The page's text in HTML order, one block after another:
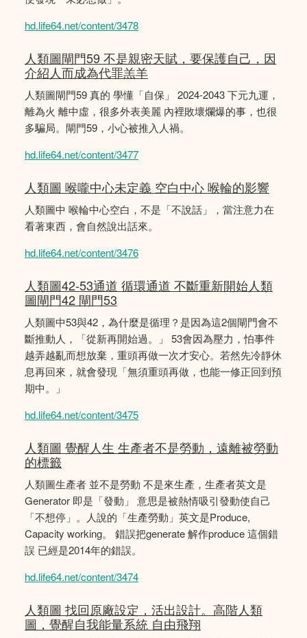
hd.life64.net/content/3478
人類圖閘門59 不是親密天賦，要保護自己，因
介紹人而成為代罪羔羊
人類圖閘門59 真的 學懂「自保」 2024-2043 下元九運，
離為火 離中虛，很多外表美麗 內裡敗壞爛爆的事，也很
多騙局。閘門59，小心被推入人禍。
hd.life64.net/content/3477
人類圖 喉嚨中心未定義 空白中心 喉輪的影響
人類圖中 喉輪中心空白，不是「不說話」，當注意力在
看著東西，會自然說出話來。
hd.life64.net/content/3476
人類圖42-53通道 循環通道 不斷重新開始人類
圖閘門42 閘門53
人類圖中53與42，為什麼是循理？是因為這2個閘門會不
斷推動人，「從新再開始過。」 53會因為壓力，怕事件
越弄越亂而想放棄，重頭再做一次才安心。若然先冷靜休
息再回來，就會發現「無須重頭再做，也能一修正回到預
期中。」
hd.life64.net/content/3475
人類圖 覺醒人生 生產者不是勞動，遠離被勞動
的標籤
人類圖生產者 並不是勞動 不是來生產，生產者英文是
Generator 即是「發動」 意思是被熱情吸引發動使自己
「不想停」。人說的「生產勞動」英文是Produce,
Capacity working。 錯誤把generate 解作produce 這個錯
誤 已經是2014年的錯誤。
hd.life64.net/content/3474
人類圖 找回原廠設定，活出設計。高階人類
圖，覺醒自我能量系統 自由飛翔